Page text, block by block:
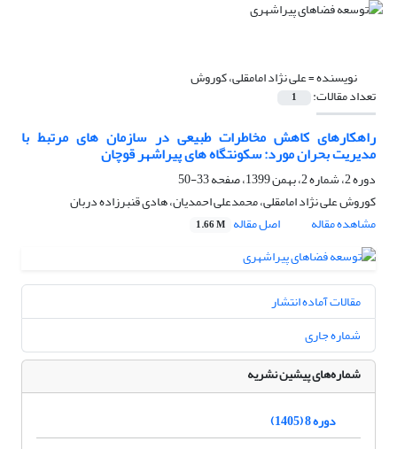
نویسنده =علی نژاد امامقلی، کوروش
تعداد مقالات: 1
راهکارهای کاهش مخاطرات طبیعی در سازمان های مرتبط با
مدیریت بحران مورد: سکونتگاه های پیراشهر قوچان
دوره 2، شماره 2، بهمن 1399، صفحه
33-50
کوروش علی نژاد امامقلی، محمدعلی احمدیان، هادی قنبرزاده دربان
مشاهده مقاله
اصل مقاله 1.66 M
مقالات آماده انتشار
شماره جاری
شماره‌های پیشین نشریه
دوره 8 (1405)